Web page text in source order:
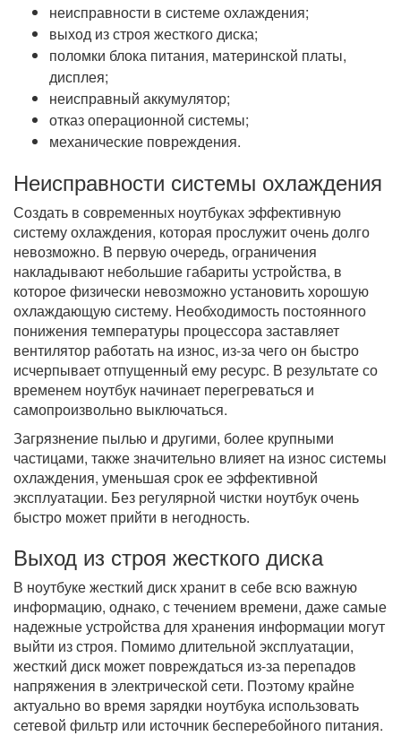
неисправности в системе охлаждения;
выход из строя жесткого диска;
поломки блока питания, материнской платы,
дисплея;
неисправный аккумулятор;
отказ операционной системы;
механические повреждения.
Неисправности системы охлаждения
Создать в современных ноутбуках эффективную
систему охлаждения, которая прослужит очень долго
невозможно. В первую очередь, ограничения
накладывают небольшие габариты устройства, в
которое физически невозможно установить хорошую
охлаждающую систему. Необходимость постоянного
понижения температуры процессора заставляет
вентилятор работать на износ, из-за чего он быстро
исчерпывает отпущенный ему ресурс. В результате со
временем ноутбук начинает перегреваться и
самопроизвольно выключаться.
Загрязнение пылью и другими, более крупными
частицами, также значительно влияет на износ системы
охлаждения, уменьшая срок ее эффективной
эксплуатации. Без регулярной чистки ноутбук очень
быстро может прийти в негодность.
Выход из строя жесткого диска
В ноутбуке жесткий диск хранит в себе всю важную
информацию, однако, с течением времени, даже самые
надежные устройства для хранения информации могут
выйти из строя. Помимо длительной эксплуатации,
жесткий диск может повреждаться из-за перепадов
напряжения в электрической сети. Поэтому крайне
актуально во время зарядки ноутбука использовать
сетевой фильтр или источник бесперебойного питания.